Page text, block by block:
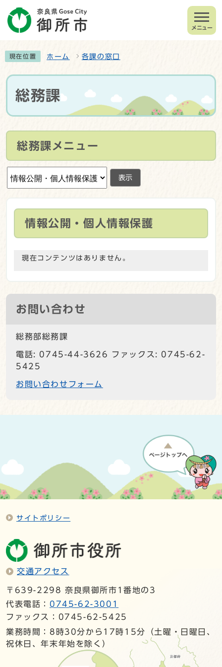
メニュー
現在位置 ホーム 各課の窓口
総務課
総務課メニュー
表示
情報公開・個人情報保護
現在コンテンツはありません。
お問い合わせ
総務部総務課
電話: 0745-44-3626 ファックス: 0745-62-
5425
お問い合わせフォーム
サイトポリシー
交通アクセス
〒639-2298 奈良県御所市1番地の3
代表電話： 0745-62-3001
ファックス：0745-62-5425
業務時間：8時30分から17時15分（土曜・日曜日、
祝休日、年末年始を除く）